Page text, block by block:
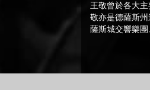
王敬曾於各大
敬亦是德薩斯
薩斯城交響樂